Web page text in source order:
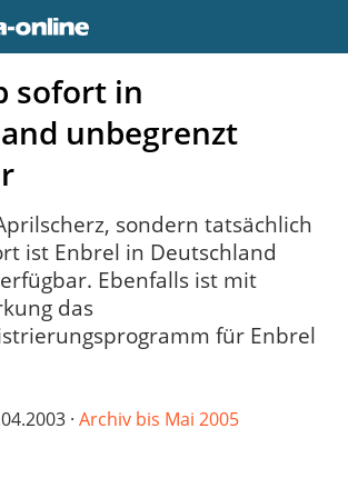
sofort in
unbegrenzt
sondern tatsächlich
ist Enbrel in Deutschland
Ebenfalls ist mit
das
für Enbrel
· Archiv bis Mai 2005